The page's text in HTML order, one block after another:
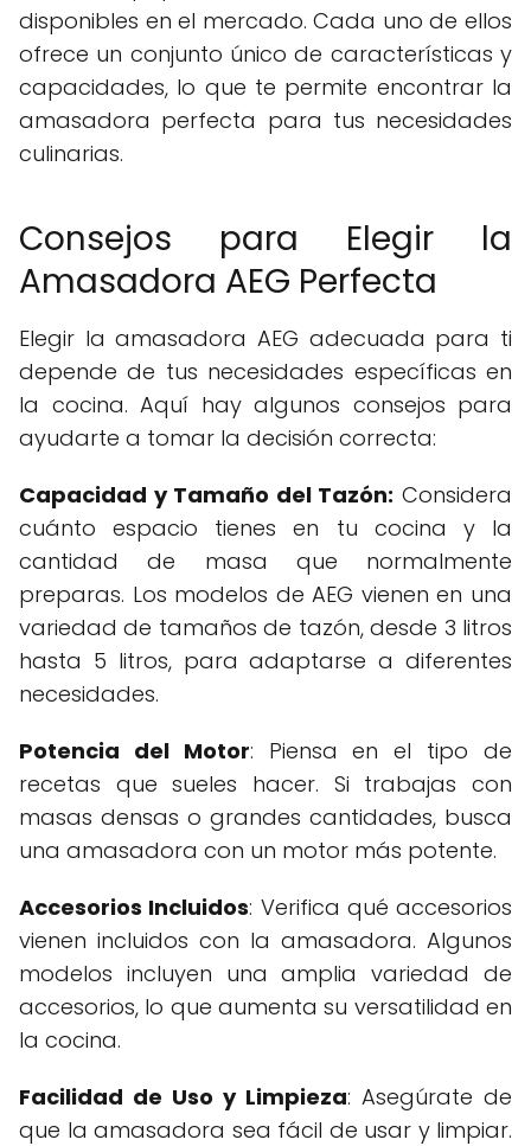
disponibles en el mercado. Cada uno de ellos
ofrece un conjunto único de características y
capacidades, lo que te permite encontrar la
amasadora perfecta para tus necesidades
culinarias.
Consejos para Elegir la
Amasadora AEG Perfecta
Elegir la amasadora AEG adecuada para ti
depende de tus necesidades específicas en
la cocina. Aquí hay algunos consejos para
ayudarte a tomar la decisión correcta:
Capacidad y Tamaño del Tazón: Considera
cuánto espacio tienes en tu cocina y la
cantidad de masa que normalmente
preparas. Los modelos de AEG vienen en una
variedad de tamaños de tazón, desde 3 litros
hasta 5 litros, para adaptarse a diferentes
necesidades.
Potencia del Motor: Piensa en el tipo de
recetas que sueles hacer. Si trabajas con
masas densas o grandes cantidades, busca
una amasadora con un motor más potente.
Accesorios Incluidos: Verifica qué accesorios
vienen incluidos con la amasadora. Algunos
modelos incluyen una amplia variedad de
accesorios, lo que aumenta su versatilidad en
la cocina.
Facilidad de Uso y Limpieza: Asegúrate de
que la amasadora sea fácil de usar y limpiar.